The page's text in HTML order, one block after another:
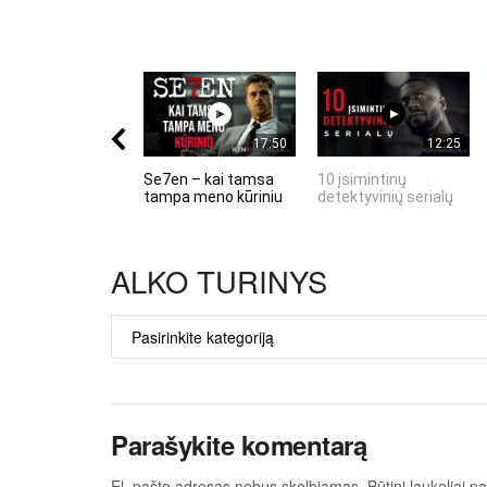
17:50
Se7en – kai tamsa
tampa meno kūriniu
12:25
10 įsimintinų
detektyvinių serialų
ALKO TURINYS
ALKO
TURINYS
Parašykite komentarą